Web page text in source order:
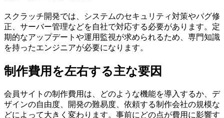
スクラッチ開発では、システムのセキュリティ対策やバグ修
正、サーバー管理などを自社で対応する必要があります。定
期的なアップデートや運用監視が求められるため、専門知識
を持ったエンジニアが必要になります。
制作費用を左右する主な要因
会員サイトの制作費用は、どのような機能を導入するか、デ
ザインの自由度、開発の難易度、依頼する制作会社の規模な
どによって大きく変わります。事前にどの点が費用に影響す